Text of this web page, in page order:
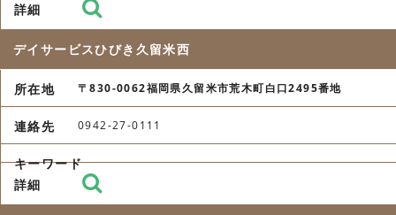
デイサービスひびき久留米西
〒830-0062福岡県久留米市荒木町白口2495番地
0942-27-0111